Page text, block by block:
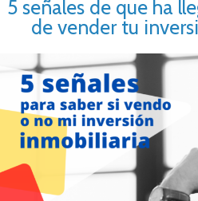
5 señales de que ha
de vender tu